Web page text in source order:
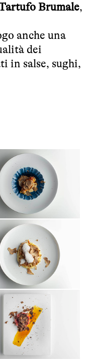
Brumale,
anche una
dei
in salse, sughi,